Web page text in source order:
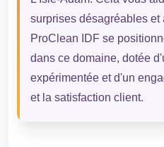
surprises désagréables et
ProClean IDF se
dans ce domaine, dotée
expérimentée et d'un
et la satisfaction client.